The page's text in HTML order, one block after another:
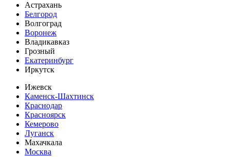
Астрахань
Белгород
Волгоград
Воронеж
Владикавказ
Грозный
Екатеринбург
Иркутск
Ижевск
Каменск-Шахтинск
Краснодар
Красноярск
Кемерово
Луганск
Махачкала
Москва